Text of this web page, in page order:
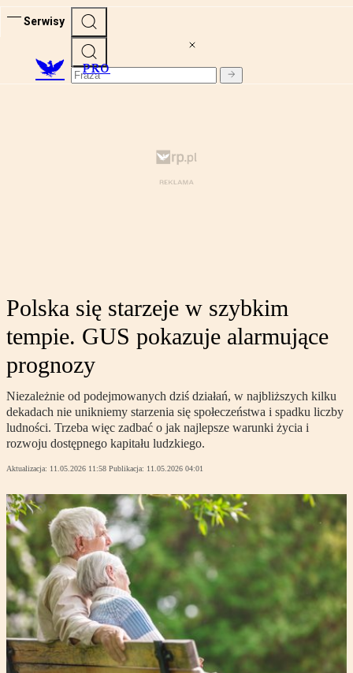
Serwisy
PRO
Polska się starzeje w szybkim
tempie. GUS pokazuje alarmujące
prognozy
Niezależnie od podejmowanych dziś działań, w najbliższych kilku
dekadach nie unikniemy starzenia się społeczeństwa i spadku liczby
ludności. Trzeba więc zadbać o jak najlepsze warunki życia i
rozwoju dostępnego kapitału ludzkiego.
Aktualizacja: 11.05.2026 11:58 Publikacja: 11.05.2026 04:01